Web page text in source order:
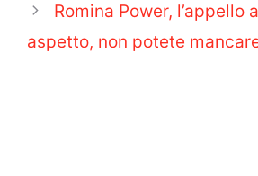
Romina Power, l’appello
aspetto, non potete